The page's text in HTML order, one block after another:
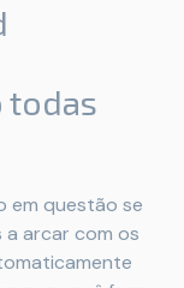
todas
em questão se
arcar com os